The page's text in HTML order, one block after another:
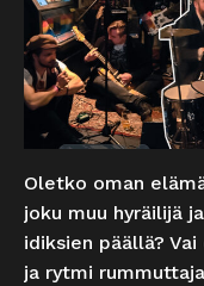
Oletko oman
joku muu hyräilijä
idiksien päällä?
ja rytmi